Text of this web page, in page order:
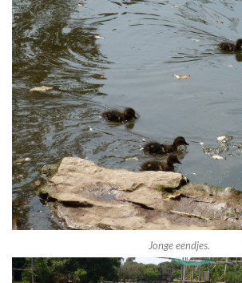
Jonge eendjes.